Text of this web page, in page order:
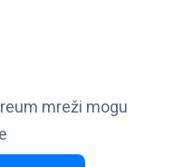
mreži mogu